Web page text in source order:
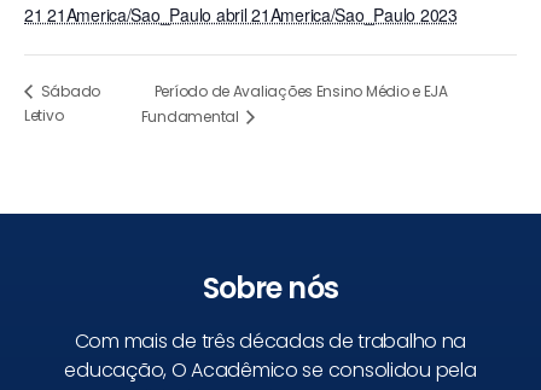
21 21America/Sao_Paulo abril 21America/Sao_Paulo 2023
Sábado
Letivo
Período de Avaliações Ensino Médio e EJA
Fundamental
Sobre nós
Com mais de três décadas de trabalho na
educação, O Acadêmico se consolidou pela